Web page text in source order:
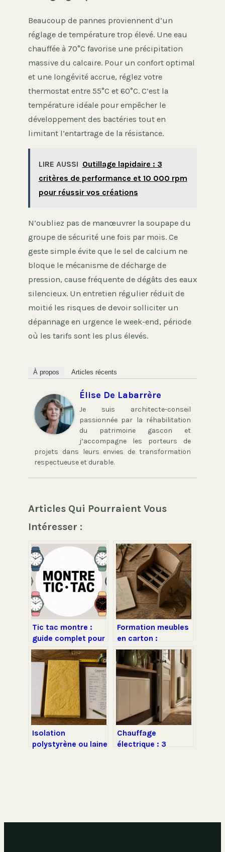
Beaucoup de pannes proviennent d’un
réglage de température trop élevé. Une eau
chauffée à 70°C favorise une précipitation
massive du calcaire. Pour un confort optimal
et une longévité accrue, réglez votre
thermostat entre 55°C et 60°C. C’est la
température idéale pour empêcher le
développement des bactéries tout en
limitant l’entartrage de la résistance.
LIRE AUSSI Outillage lapidaire : 3
critères de performance et 10 000 rpm
pour réussir vos créations
N’oubliez pas de manœuvrer la soupape du
groupe de sécurité une fois par mois. Ce
geste simple évite que le sel de calcium ne
bloque le mécanisme de décharge de
pression, cause fréquente de dégâts des eaux
silencieux. Un entretien régulier réduit de
moitié les risques de devoir solliciter un
dépannage en urgence le week-end, période
où les tarifs sont les plus élevés.
À propos Articles récents
Élise De Labarrère
Je suis architecte-conseil
passionnée par la réhabilitation
du patrimoine gascon et
j’accompagne les porteurs de
projets dans leurs envies de transformation
respectueuse et durable.
Articles Qui Pourraient Vous
Intéresser :
Tic tac montre :
guide complet pour
choisir, régler et
valoriser votre
modèle
Formation meubles
en carton :
concevez un
mobilier design,
robuste et éco-
responsable
Isolation
polystyrène ou laine
Chauffage
électrique : 3